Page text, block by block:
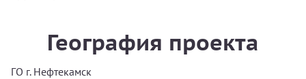
География проекта
ГО г. Нефтекамск